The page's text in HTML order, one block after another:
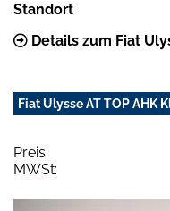
Standort
Details zum Fiat
Fiat Ulysse AT TOP AHK
Preis:
MWSt: